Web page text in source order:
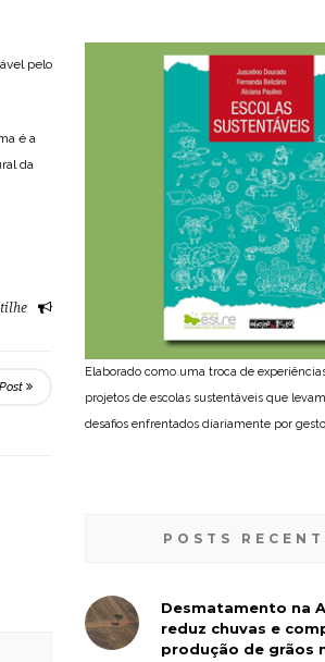
pelo
é a
da
Elaborado como uma troca de
projetos de escolas sustentáveis que
desafios enfrentados diariamente por
POSTS
Desmatamento na
reduz chuvas e
produção de grãos